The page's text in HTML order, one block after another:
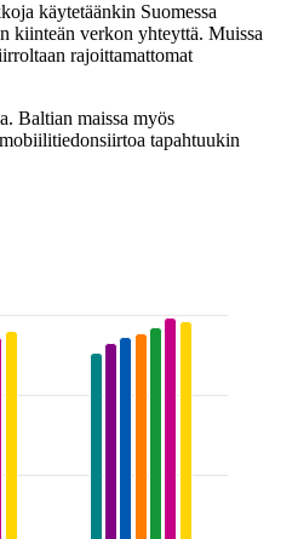
käytetäänkin Suomessa
kiinteän verkon yhteyttä. Muissa
rajoittamattomat
Baltian maissa myös
tapahtuukin